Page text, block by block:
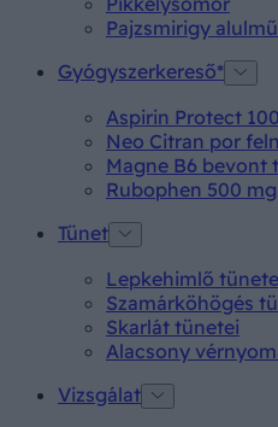
Pajzsmirigy
Gyógyszerkereső*
Aspirin Protect
Neo Citran por
Magne B6 bevont
Rubophen 500
Tünet
Lepkehimlő
Szamárköhögés
Skarlát tünetei
Alacsony
Vizsgálat